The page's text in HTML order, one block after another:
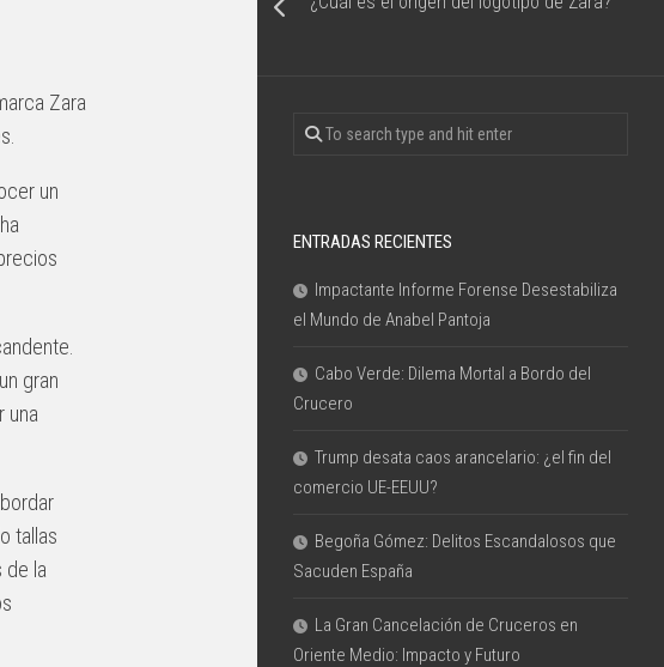
Zara
un
gran
una
tallas
de la
ENTRADAS RECIENTES
Impactante Informe Forense Desestabiliza
el Mundo de Anabel Pantoja
Cabo Verde: Dilema Mortal a Bordo del
Crucero
Trump desata caos arancelario: ¿el fin del
comercio UE-EEUU?
Begoña Gómez: Delitos Escandalosos que
Sacuden España
La Gran Cancelación de Cruceros en
Oriente Medio: Impacto y Futuro